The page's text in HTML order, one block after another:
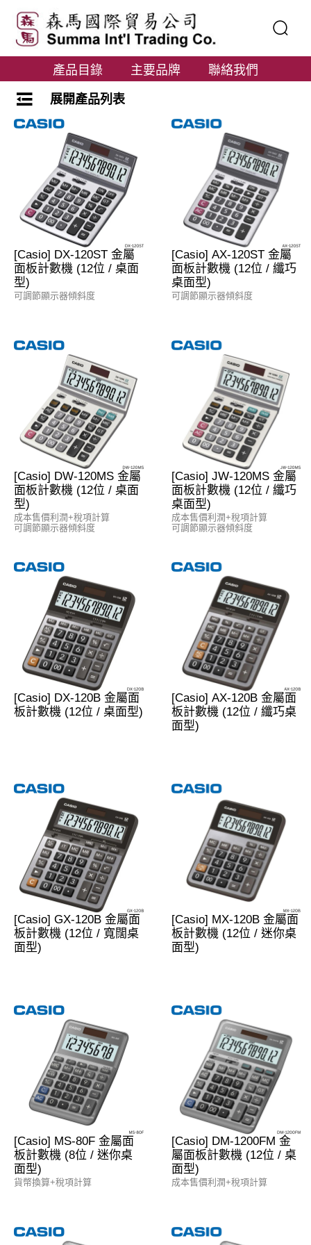
產品目錄 主要品牌 聯絡我們
展開產品列表
[Casio] DX-120ST 金屬
面板計數機 (12位 / 桌面
型)
可調節顯示器傾斜度
[Casio] AX-120ST 金屬
面板計數機 (12位 / 纖巧
桌面型)
可調節顯示器傾斜度
[Casio] DW-120MS 金屬
面板計數機 (12位 / 桌面
型)
成本售價利潤+稅項計算
可調節顯示器傾斜度
[Casio] JW-120MS 金屬
面板計數機 (12位 / 纖巧
桌面型)
成本售價利潤+稅項計算
可調節顯示器傾斜度
[Casio] DX-120B 金屬面
板計數機 (12位 / 桌面型)
[Casio] AX-120B 金屬面
板計數機 (12位 / 纖巧桌
面型)
[Casio] GX-120B 金屬面
板計數機 (12位 / 寬闊桌
面型)
[Casio] MX-120B 金屬面
板計數機 (12位 / 迷你桌
面型)
[Casio] MS-80F 金屬面
板計數機 (8位 / 迷你桌
面型)
貨幣換算+稅項計算
[Casio] DM-1200FM 金
屬面板計數機 (12位 / 桌
面型)
成本售價利潤+稅項計算